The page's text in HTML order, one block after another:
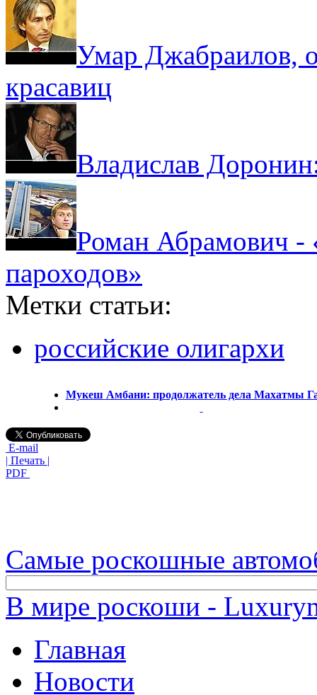
Умар Джабраилов,
красавиц
Владислав
Роман Абрамович -
пароходов»
Метки статьи:
российские олигархи
Мукеш Амбани: продолжатель дела Махатмы
E-mail
| Печать |
PDF
Самые роскошные
В мире роскоши -
Главная
Новости